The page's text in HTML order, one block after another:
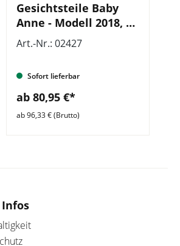
Gesichtsteile Baby
Anne - Modell 2018, VE
= 6 Stück
Art.-Nr.: 02427
Sofort lieferbar
ab 80,95 €*
ab 96,33 € (Brutto)